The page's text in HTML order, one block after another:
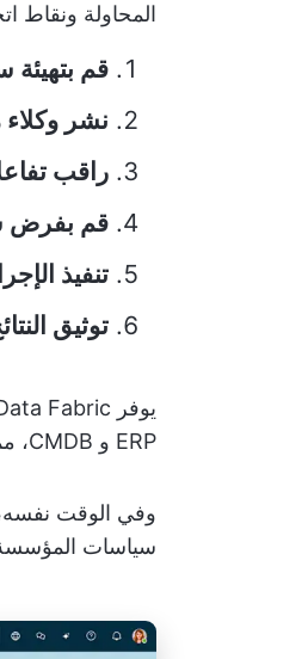
المحاولة ونقاط
قم
نشر
راقب
قم بفرض
تنفيذ
توثيق
ERP و CMDB، مما يمنح الوكلاء السياق الذي يحتاجونه لاتخاذ قرارات مستنيرة.
وفي الوقت نفسه،
سياسات المؤسسة